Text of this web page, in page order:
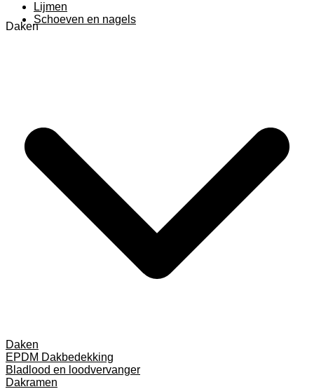
Lijmen
Schoeven en nagels
Daken
Daken
EPDM Dakbedekking
Bladlood en loodvervanger
Dakramen